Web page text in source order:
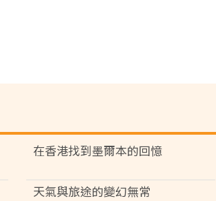
在香港找到墨爾本的回憶
天氣與旅途的變幻無常